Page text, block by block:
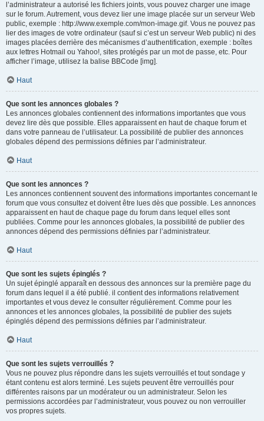
l’administrateur a autorisé les fichiers joints, vous pouvez charger une image
sur le forum. Autrement, vous devez lier une image placée sur un serveur Web
public, exemple : http://www.exemple.com/mon-image.gif. Vous ne pouvez pas
lier des images de votre ordinateur (sauf si c’est un serveur Web public) ni des
images placées derrière des mécanismes d’authentification, exemple : boîtes
aux lettres Hotmail ou Yahoo!, sites protégés par un mot de passe, etc. Pour
afficher l’image, utilisez la balise BBCode [img].
Haut
Que sont les annonces globales ?
Les annonces globales contiennent des informations importantes que vous
devez lire dès que possible. Elles apparaissent en haut de chaque forum et
dans votre panneau de l’utilisateur. La possibilité de publier des annonces
globales dépend des permissions définies par l’administrateur.
Haut
Que sont les annonces ?
Les annonces contiennent souvent des informations importantes concernant le
forum que vous consultez et doivent être lues dès que possible. Les annonces
apparaissent en haut de chaque page du forum dans lequel elles sont
publiées. Comme pour les annonces globales, la possibilité de publier des
annonces dépend des permissions définies par l’administrateur.
Haut
Que sont les sujets épinglés ?
Un sujet épinglé apparaît en dessous des annonces sur la première page du
forum dans lequel il a été publié. il contient des informations relativement
importantes et vous devez le consulter régulièrement. Comme pour les
annonces et les annonces globales, la possibilité de publier des sujets
épinglés dépend des permissions définies par l’administrateur.
Haut
Que sont les sujets verrouillés ?
Vous ne pouvez plus répondre dans les sujets verrouillés et tout sondage y
étant contenu est alors terminé. Les sujets peuvent être verrouillés pour
différentes raisons par un modérateur ou un administrateur. Selon les
permissions accordées par l’administrateur, vous pouvez ou non verrouiller
vos propres sujets.